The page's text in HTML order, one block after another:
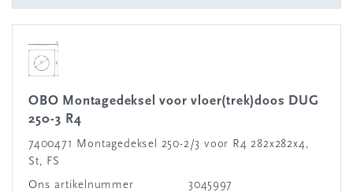
OBO Montagedeksel voor vloer(trek)doos DUG
250-3 R4
7400471 Montagedeksel 250-2/3 voor R4 282x282x4,
St, FS
Ons artikelnummer
3045997